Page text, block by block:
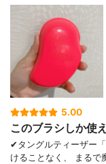
5.00
このブラシしか使
✔︎タングルティーザー
けることなく、 まるで